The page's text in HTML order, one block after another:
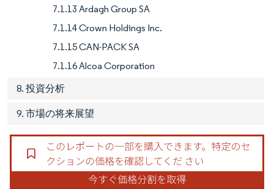
7.1.13 Ardagh Group SA
7.1.14 Crown Holdings Inc.
7.1.15 CAN-PACK SA
7.1.16 Alcoa Corporation
8. 投資分析
9. 市場の将来展望